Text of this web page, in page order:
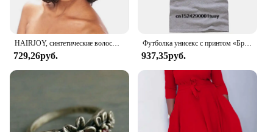
729,26руб.
Футболка унисекс с принтом «Браво», 6 дюймов
937,35руб.